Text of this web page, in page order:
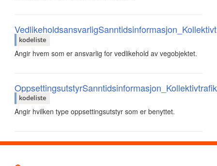
kodeliste
Angir hvem som er ansvarlig for vedlikehold av vegobjektet.
kodeliste
Angir hvilken type oppsettingsutstyr som er benyttet.